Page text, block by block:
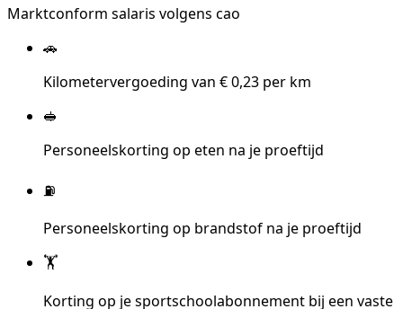
Marktconform salaris volgens cao
🚗
Kilometervergoeding van € 0,23 per km
🥪
Personeelskorting op eten na je proeftijd
⛽
Personeelskorting op brandstof na je proeftijd
🏋️
Korting op je sportschoolabonnement bij een vaste